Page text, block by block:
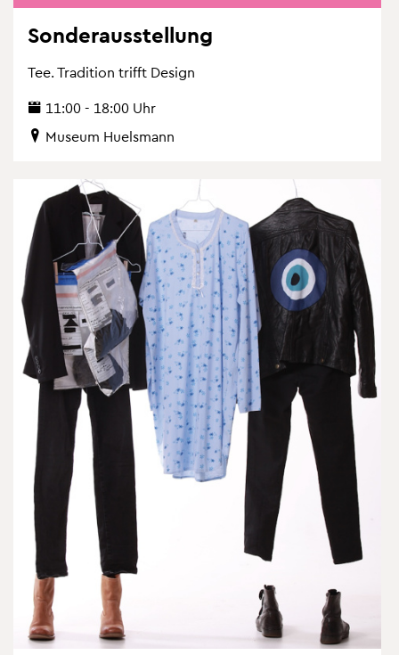
Son­der­aus­stel­lung
Tee. Tra­di­ti­on trifft De­sign
11:00 - 18:00 Uhr
Mu­se­um Hu­els­mann